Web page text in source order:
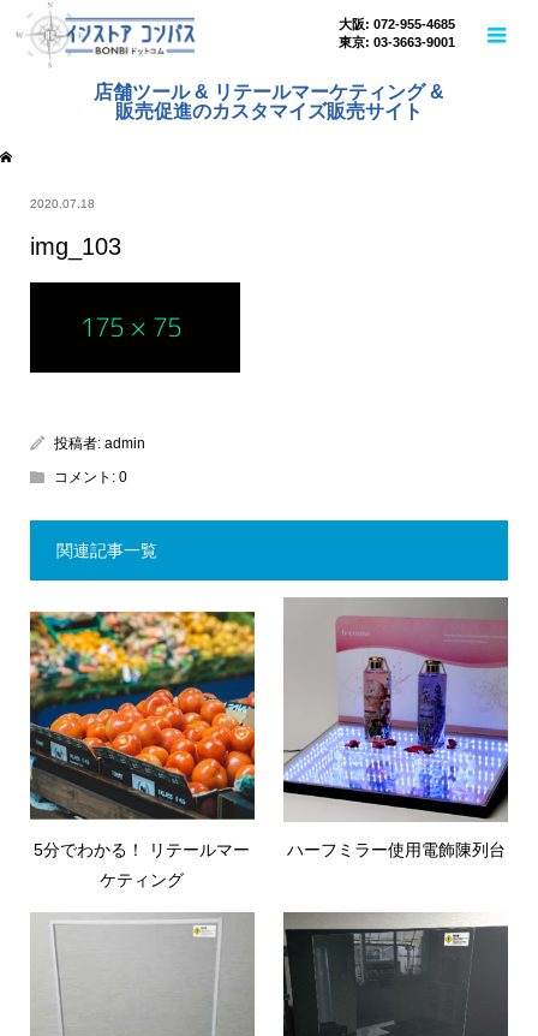
大阪: 072-955-4685
東京: 03-3663-9001
店舗ツール & リテールマーケティング &
販売促進のカスタマイズ販売サイト
2020.07.18
img_103
投稿者: admin
コメント: 0
関連記事一覧
5分でわかる！ リテールマー
ケティング
ハーフミラー使用電飾陳列台